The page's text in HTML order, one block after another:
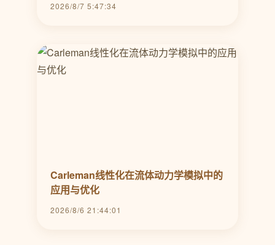
2026/8/7 5:47:34
Carleman线性化在流体动力学模拟中的
应用与优化
2026/8/6 21:44:01